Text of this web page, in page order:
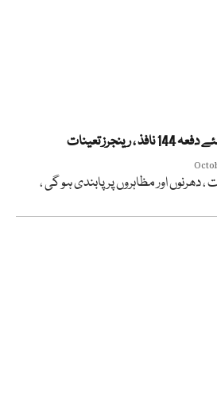
تعینات
اور مظاہروں پر پابندی ہو گی ،